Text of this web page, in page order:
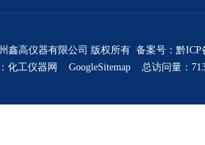
鑫高仪器有限公司 版权所有 备案号： 黔ICP
化工仪器网 GoogleSitemap 总访问量：